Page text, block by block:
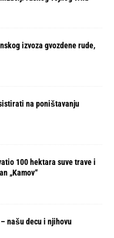
izvoza gvozdene rude,
na poništavanju
100 hektara suve trave i
„Kamov“
našu decu i njihovu